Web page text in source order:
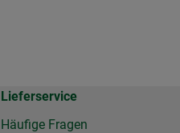
Lieferservice
Häufige Fragen